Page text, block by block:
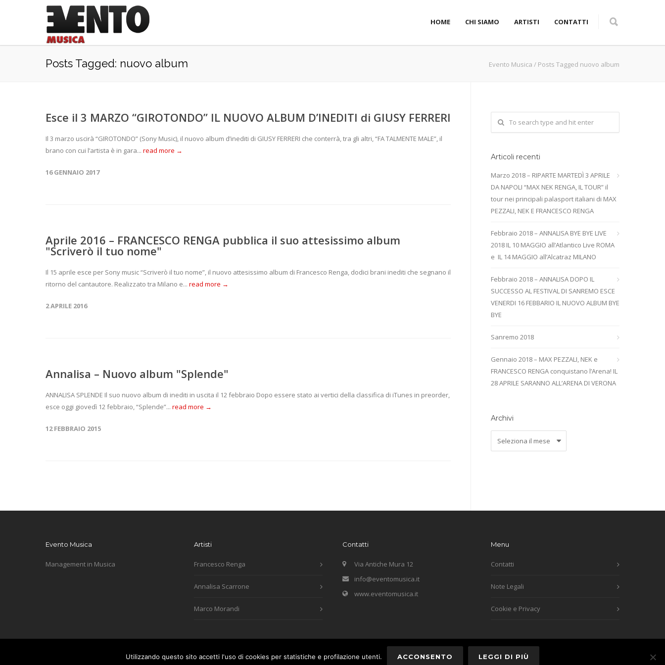
HOME CHI SIAMO ARTISTI CONTATTI
Posts Tagged: nuovo album Evento Musica / Posts Tagged nuovo album
Esce il 3 MARZO “GIROTONDO” IL NUOVO ALBUM D’INEDITI di GIUSY FERRERI
Il 3 marzo uscirà “GIROTONDO” (Sony Music), il nuovo album d’inediti di GIUSY FERRERI che conterrà, tra gli altri, “FA TALMENTE MALE”, il
brano con cui l’artista è in gara... read more →
16 GENNAIO 2017
Aprile 2016 – FRANCESCO RENGA pubblica il suo attesissimo album
"Scriverò il tuo nome"
Il 15 aprile esce per Sony music “Scriverò il tuo nome”, il nuovo attesissimo album di Francesco Renga, dodici brani inediti che segnano il
ritorno del cantautore. Realizzato tra Milano e... read more →
2 APRILE 2016
Annalisa – Nuovo album "Splende"
ANNALISA SPLENDE Il suo nuovo album di inediti in uscita il 12 febbraio Dopo essere stato ai vertici della classifica di iTunes in preorder,
esce oggi giovedì 12 febbraio, “Splende”... read more →
12 FEBBRAIO 2015
Articoli recenti
Marzo 2018 – RIPARTE MARTEDÌ 3 APRILE
DA NAPOLI “MAX NEK RENGA, IL TOUR” il
tour nei principali palasport italiani di MAX
PEZZALI, NEK E FRANCESCO RENGA
Febbraio 2018 – ANNALISA BYE BYE LIVE
2018 IL 10 MAGGIO all’Atlantico Live ROMA
e IL 14 MAGGIO all’Alcatraz MILANO
Febbraio 2018 – ANNALISA DOPO IL
SUCCESSO AL FESTIVAL DI SANREMO ESCE
VENERDI 16 FEBBARIO IL NUOVO ALBUM BYE
BYE
Sanremo 2018
Gennaio 2018 – MAX PEZZALI, NEK e
FRANCESCO RENGA conquistano l’Arena! IL
28 APRILE SARANNO ALL’ARENA DI VERONA
Archivi
Archivi
Evento Musica
Management in Musica
Artisti
Francesco Renga
Annalisa Scarrone
Marco Morandi
Contatti
Via Antiche Mura 12
info@eventomusica.it
www.eventomusica.it
Menu
Contatti
Note Legali
Cookie e Privacy
© 2018 Evento Musica srl | P.Iva 03358700171 | Tutti i diritti riservati
Utilizzando questo sito accetti l'uso di cookies per statistiche e profilazione utenti. ACCONSENTO LEGGI DI PIÙ